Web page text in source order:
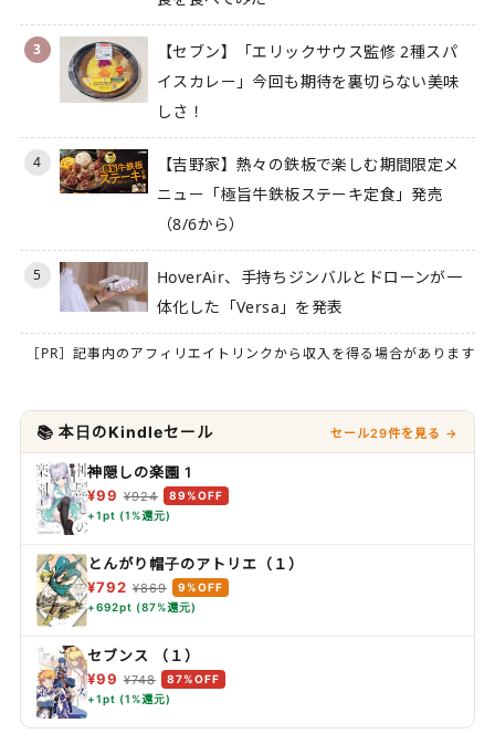
3
【セブン】「エリックサウス監修 2種スパ
イスカレー」今回も期待を裏切らない美味
しさ！
4
【吉野家】熱々の鉄板で楽しむ期間限定メ
ニュー「極旨牛鉄板ステーキ定食」発売
（8/6から）
5
HoverAir、手持ちジンバルとドローンが一
体化した「Versa」を発表
［PR］記事内のアフィリエイトリンクから収入を得る場合があります
📚 本日のKindleセール セール29件を見る →
神隠しの楽園 1
¥99 ¥924
89%OFF
+1pt (1%還元)
とんがり帽子のアトリエ（１）
¥792 ¥869
9%OFF
+692pt (87%還元)
セブンス （１）
¥99 ¥748
87%OFF
+1pt (1%還元)